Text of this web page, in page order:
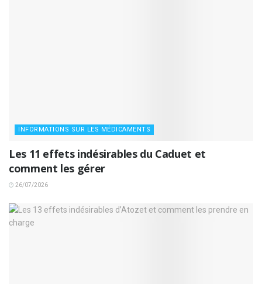
INFORMATIONS SUR LES MÉDICAMENTS
Les 11 effets indésirables du Caduet et
comment les gérer
26/07/2026